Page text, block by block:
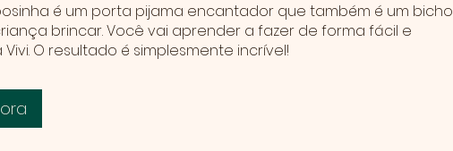
é um porta pijama encantador que também é um bicho
brincar. Você vai aprender a fazer de forma fácil e